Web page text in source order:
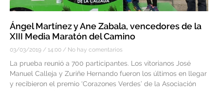
Ángel Martínez y Ane Zabala, vencedores de la
XIII Media Maratón del Camino
03/03/2019 14:00 No hay comentarios
La prueba reunió a 700 participantes. Los vitorianos José
Manuel Calleja y Zuriñe Hernando fueron los últimos en llegar
y recibieron el premio ‘Corazones Verdes’ de la Asociación